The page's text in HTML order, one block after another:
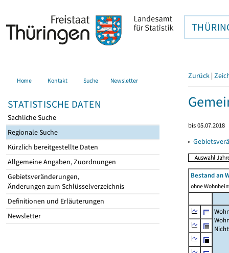
Home Kontakt Suche Newsletter
STATISTISCHE DATEN
Sachliche Suche
Regionale Suche
Kürzlich bereitgestellte Daten
Allgemeine Angaben, Zuordnungen
Gebietsveränderungen,
Änderungen zum Schlüsselverzeichnis
Definitionen und Erläuterungen
Newsletter
Zurück |
bis 05.07.2018
▸
Bestand an
ohne